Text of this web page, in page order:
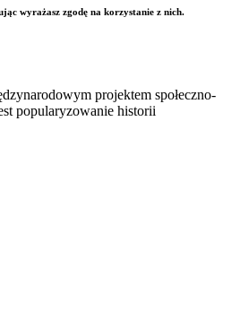
wyrażasz zgodę na korzystanie z nich.
projektem społeczno-
popularyzowanie historii